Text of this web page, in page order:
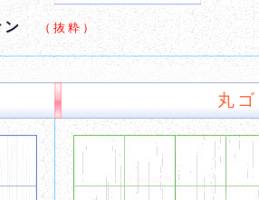
（抜粋）
丸